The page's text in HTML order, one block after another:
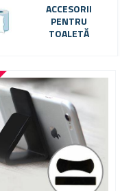
ACCESORII
PENTRU
TOALETĂ